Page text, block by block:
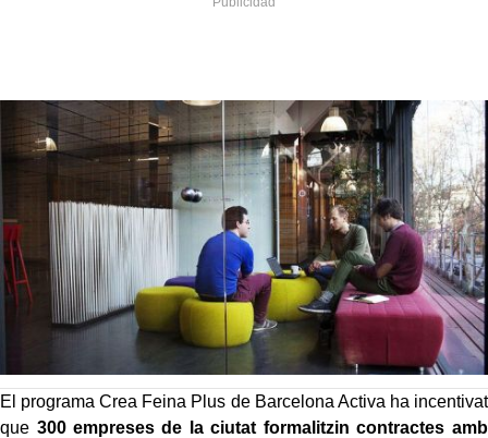
El programa Crea Feina Plus de Barcelona Activa ha incentivat
que 300 empreses de la ciutat formalitzin contractes amb